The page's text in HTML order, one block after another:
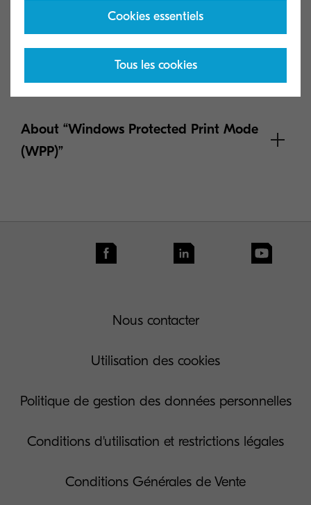
Security information in Kyocera MFPs and printers
About “Windows Protected Print Mode
(WPP)”
Nous contacter
Utilisation des cookies
Politique de gestion des données personnelles
Conditions d'utilisation et restrictions légales
Conditions Générales de Vente
Cookies essentiels
Tous les cookies